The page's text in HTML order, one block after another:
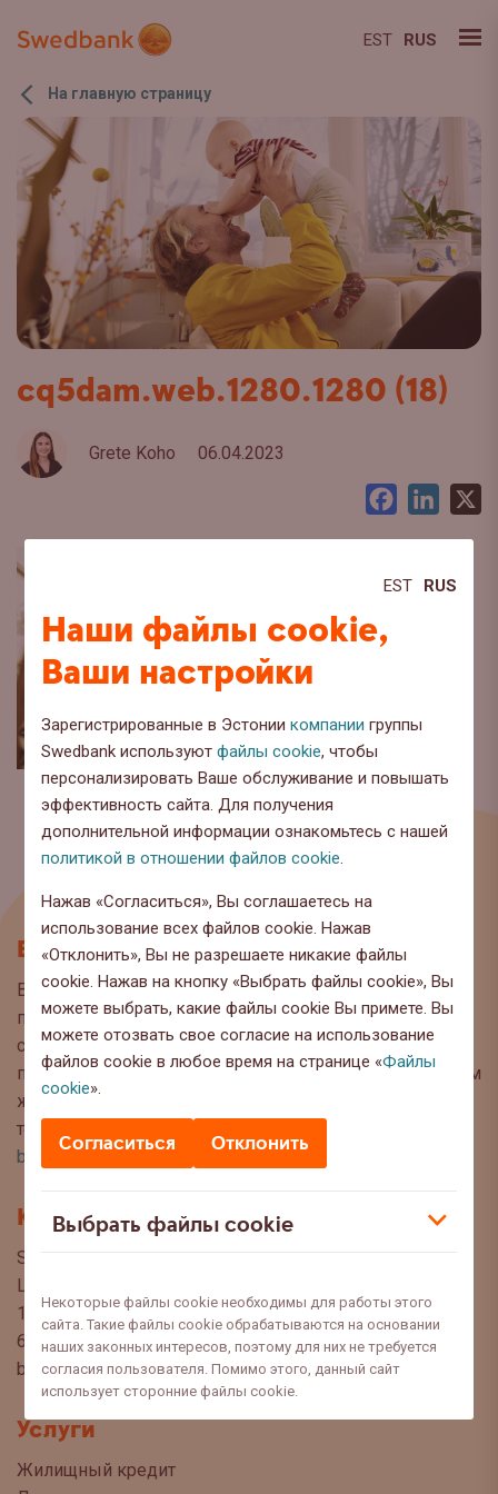
EST RUS
Наши файлы cookie,
Ваши настройки
Зарегистрированные в Эстониикомпании группы
Swedbank используютфайлы cookie, чтобы
персонализировать Ваше обслуживание и повышать
эффективность сайта. Для получения
дополнительной информации ознакомьтесь с нашей
политикой в отношении файлов cookie
Нажав «Согласиться», Вы соглашаетесь на
использование всех файлов cookie. Нажав
«Отклонить», Вы не разрешаете никакие файлы
cookie. Нажав на кнопку «Выбрать файлы cookie», Вы
можете выбрать, какие файлы cookie Вы примете. Вы
можете отозвать свое согласие на использование
файлов cookie в любое время на странице «Файлы
cookie».
Согласиться Отклонить
Выбрать файлы cookie
Некоторые файлы cookie необходимы для работы этого
сайта. Такие файлы cookie обрабатываются на основании
наших законных интересов, поэтому для них не требуется
согласия пользователя. Помимо этого, данный сайт
использует сторонние файлы cookie.
EST RUS
На главную страницу
cq5dam.web.1280.1280 (18)
Grete Koho 06.04.2023
Facebook
Блог
Вы находитесь на странице блога Swedbank, где мы
публикуем интересную информацию и полезные
советы, чтобы Вы могли сделать осознанный выбор
при управлении своими финансами. Мы с нетерпением
ждём Ваших вопросов, предложений и мнений по
темам, которые Вы хотели бы прочитать в этом блоге:
blog@swedbank.ee.
Контакт
Swedbank AS
Liivalaia 34
15040 Tallinn, Estonia
6310 310
blogi@swedbank.ee
Услуги
Жилищный кредит